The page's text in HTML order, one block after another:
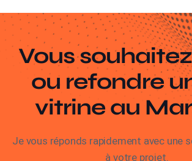
Vous
ou refondre
vitrine au
Je vous réponds rapidement avec une
à votre projet.